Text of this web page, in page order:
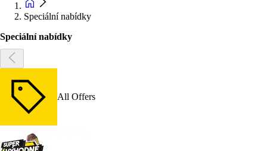
Speciální nabídky
Speciální nabídky
All Offers